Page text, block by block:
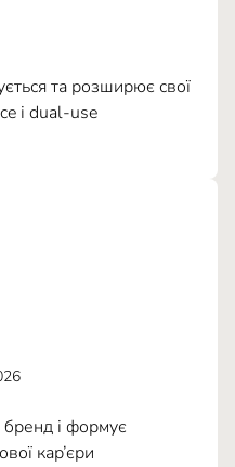
та розширює свої
і dual-use
і формує
кар’єри